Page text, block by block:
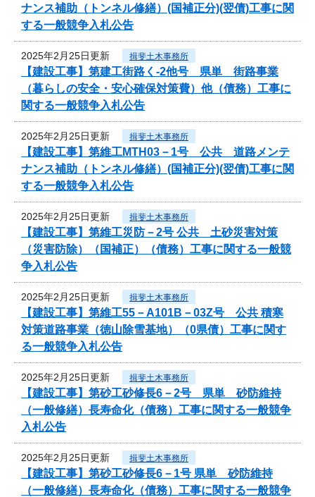
ナンス補助（トンネル修繕）(国補正分)(翌債)工事に関
する一般競争入札公告
2025年2月25日更新 揖斐土木事務所
【建設工事】第建工街路く-2他号 県単 街路事業
（暮らしの安全・安心確保対策費）他（債務）工事に
関する一般競争入札公告
2025年2月25日更新 揖斐土木事務所
【建設工事】第維工MTH03－1号 公共 道路メンテ
ナンス補助（トンネル修繕）(国補正分)(翌債)工事に関
する一般競争入札公告
2025年2月25日更新 揖斐土木事務所
【建設工事】第維工災防－2号 公共 土砂災害対策
（災害防除）（国補正）（債務）工事に関する一般競
争入札公告
2025年2月25日更新 揖斐土木事務所
【建設工事】第維工55－A101B－03Z号 公共 積寒
対策道路事業（徳山除雪基地）（0県債）工事に関す
る一般競争入札公告
2025年2月25日更新 揖斐土木事務所
【建設工事】第砂工砂修長6－2号 県単 砂防維持
（一般修繕）長寿命化（債務）工事に関する一般競争
入札公告
2025年2月25日更新 揖斐土木事務所
【建設工事】第砂工砂修長6－1号 県単 砂防維持
（一般修繕）長寿命化（債務）工事に関する一般競争